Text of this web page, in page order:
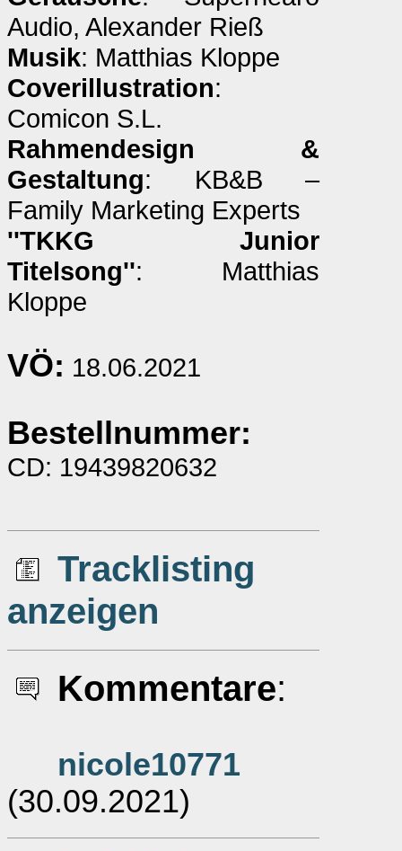
Audio, Alexander Rieß
Musik: Matthias Kloppe
Coverillustration:
Comicon S.L.
Rahmendesign &
Gestaltung: KB&B –
Family Marketing Experts
''TKKG Junior
Titelsong'': Matthias
Kloppe
VÖ: 18.06.2021
Bestellnummer:
CD: 19439820632
Tracklisting
anzeigen
Kommentare:
nicole10771
(30.09.2021)